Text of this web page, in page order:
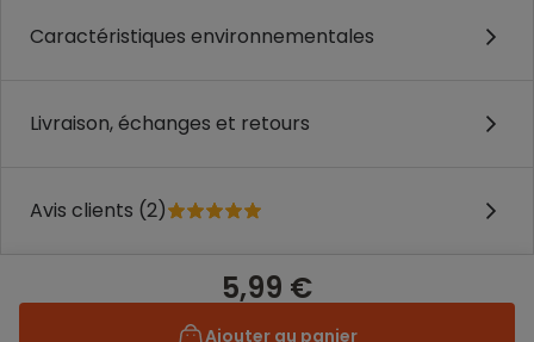
Caractéristiques environnementales
Livraison, échanges et retours
Avis clients (2)
5,99 €
Ajouter au panier